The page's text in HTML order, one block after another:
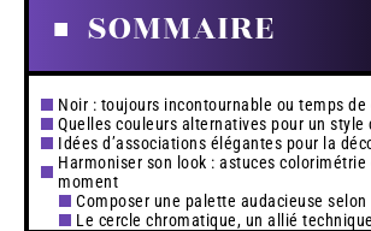
SOMMAIRE
Noir : toujours incontournable ou temps de
Quelles couleurs alternatives pour un style
Idées d’associations élégantes pour la
Harmoniser son look : astuces
moment
Composer une palette audacieuse
Le cercle chromatique, un allié technique